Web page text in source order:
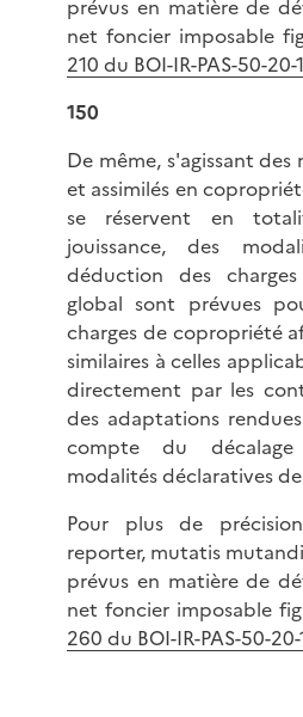
prévus en matière de
net foncier imposable
210 du BOI-IR-PAS-50-20-
150
De même, s'agissant
et assimilés en
se réservent en
jouissance, des
déduction des
global sont prévues
charges de copropriété
similaires à celles
directement par les
des adaptations
compte du
modalités déclaratives
Pour plus de
reporter, mutatis
prévus en matière de
net foncier imposable
260 du BOI-IR-PAS-50-20-